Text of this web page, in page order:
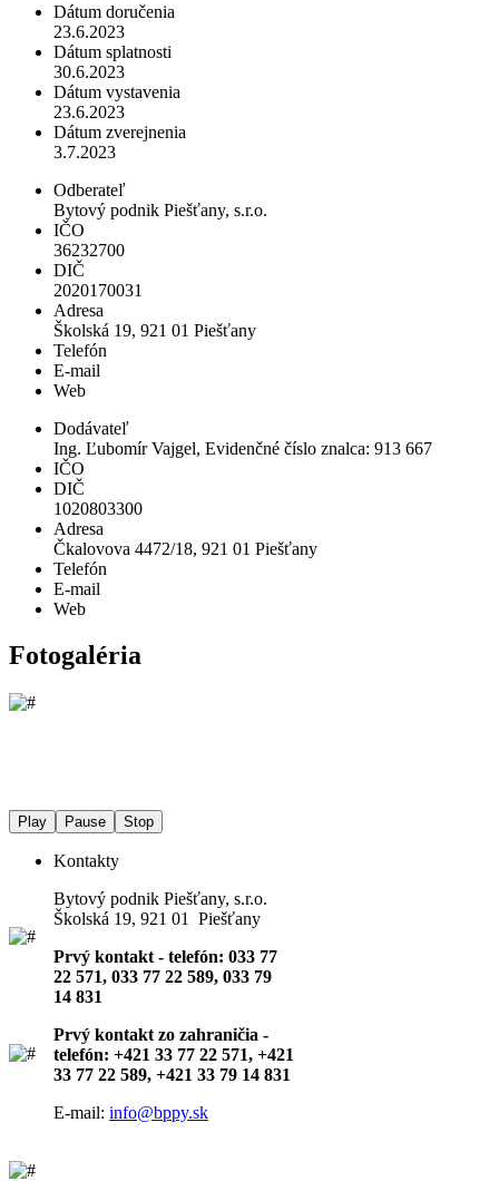
Dátum doručenia
23.6.2023
Dátum splatnosti
30.6.2023
Dátum vystavenia
23.6.2023
Dátum zverejnenia
3.7.2023
Odberateľ
Bytový podnik Piešťany, s.r.o.
IČO
36232700
DIČ
2020170031
Adresa
Školská 19, 921 01 Piešťany
Telefón
E-mail
Web
Dodávateľ
Ing. Ľubomír Vajgel, Evidenčné číslo znalca: 913 667
IČO
DIČ
1020803300
Adresa
Čkalovova 4472/18, 921 01 Piešťany
Telefón
E-mail
Web
Fotogaléria
Play Pause Stop
Kontakty
Bytový podnik Piešťany, s.r.o.
Školská 19, 921 01 Piešťany
Prvý kontakt - telefón: 033 77
22 571, 033 77 22 589, 033 79
14 831
Prvý kontakt zo zahraničia -
telefón: +421 33 77 22 571, +421
33 77 22 589, +421 33 79 14 831
E-mail: info@bppy.sk